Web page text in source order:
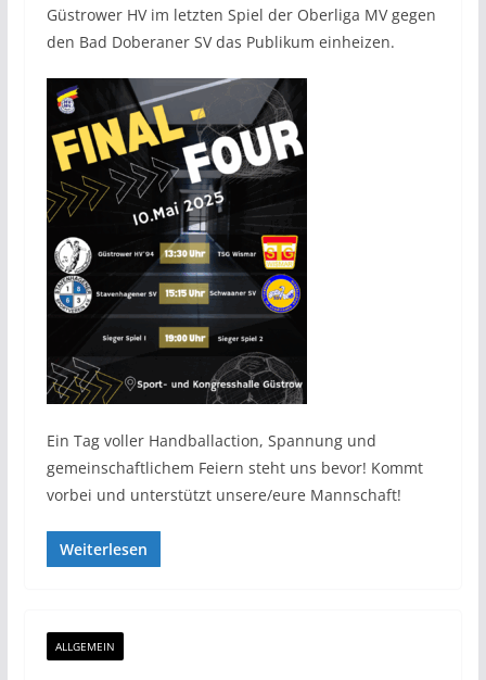
Güstrower HV im letzten Spiel der Oberliga MV gegen
den Bad Doberaner SV das Publikum einheizen.
Ein Tag voller Handballaction, Spannung und
gemeinschaftlichem Feiern steht uns bevor! Kommt
vorbei und unterstützt unsere/eure Mannschaft!
Weiterlesen
ALLGEMEIN